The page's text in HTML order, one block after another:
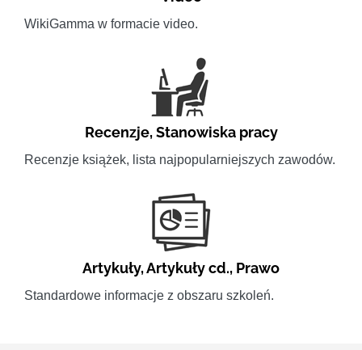
WikiGamma w formacie video.
Recenzje,Stanowiska pracy
Recenzje książek, lista najpopularniejszych zawodów.
Artykuły,Artykuły cd., Prawo
Standardowe informacje z obszaru szkoleń.